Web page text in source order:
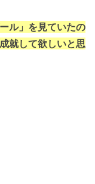
ル」を見ていたの
就して欲しいと思